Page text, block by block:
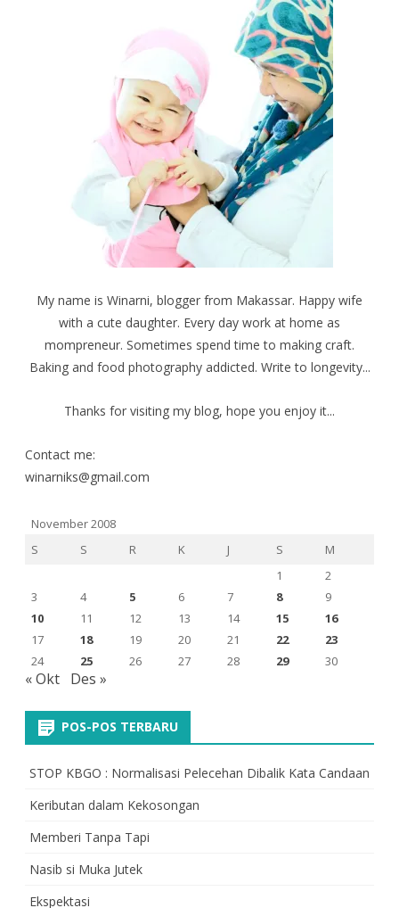
My name is Winarni, blogger from Makassar. Happy wife
with a cute daughter. Every day work at home as
mompreneur. Sometimes spend time to making craft.
Baking and food photography addicted. Write to longevity...
Thanks for visiting my blog, hope you enjoy it...
Contact me:
winarniks@gmail.com
November 2008
S
S R K J S
M
1
2
3
4 5 6 7 8
9
10
11 12 13 14 15
16
17
18 19 20 21 22
23
24
25 26 27 28 29 30
« Okt Des »
POS-POS TERBARU
STOP KBGO : Normalisasi Pelecehan Dibalik Kata Candaan
Keributan dalam Kekosongan
Memberi Tanpa Tapi
Nasib si Muka Jutek
Ekspektasi